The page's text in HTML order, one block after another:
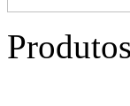
Produtos